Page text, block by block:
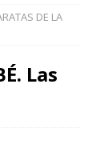
DE LA
Las